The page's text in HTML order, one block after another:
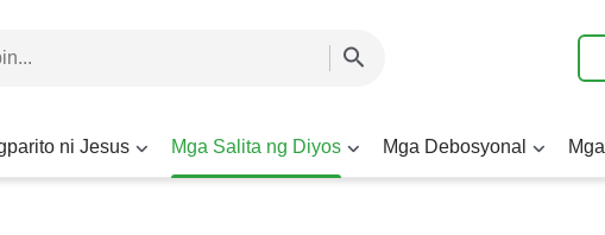
ni Jesus Mga Salita ng Diyos Mga Debosyonal